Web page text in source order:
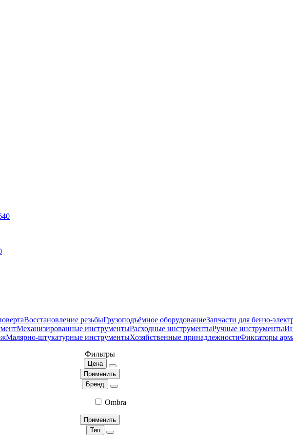
Восстановление резьбыГрузоподъёмное оборудованиеЗапчасти для бензо-
Механизированные инструментыРасходные инструментыРучные инструменты
Малярно-штукатурные инструментыХозяйственные принадлежностиФиксаторы
Фильтры
Цена
Применить
Бренд
Ombra
Применить
Тип